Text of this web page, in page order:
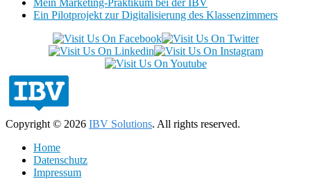
Ein Pilotprojekt zur Digitalisierung des Klassenzimmers
Copyright © 2026 IBV Solutions. All rights reserved.
Home
Datenschutz
Impressum